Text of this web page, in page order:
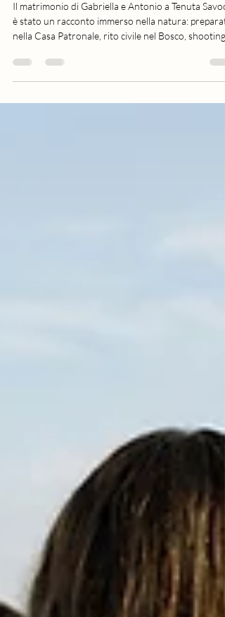
Wedding autentico
Il matrimonio di Gabriella e Antonio a Tenuta
nella Casa Patronale, rito civile nel Bosco, shooting
romantico e festa tra musica e sapori siciliani.